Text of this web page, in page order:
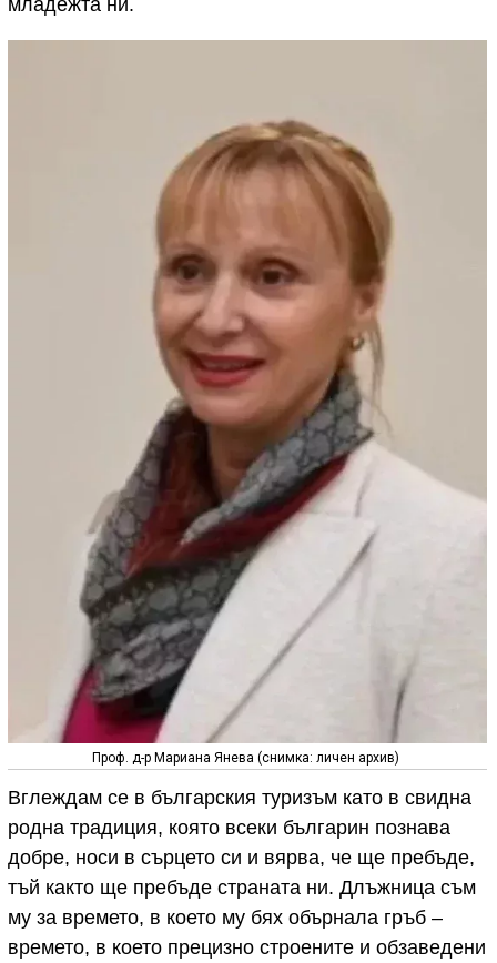
Проф. д-р Мариана Янева (снимка: личен архив)
Вглеждам се в българския туризъм като в свидна
родна традиция, която всеки българин познава
добре, носи в сърцето си и вярва, че ще пребъде,
тъй както ще пребъде страната ни. Длъжница съм
му за времето, в което му бях обърнала гръб –
времето, в което прецизно строените и обзаведени